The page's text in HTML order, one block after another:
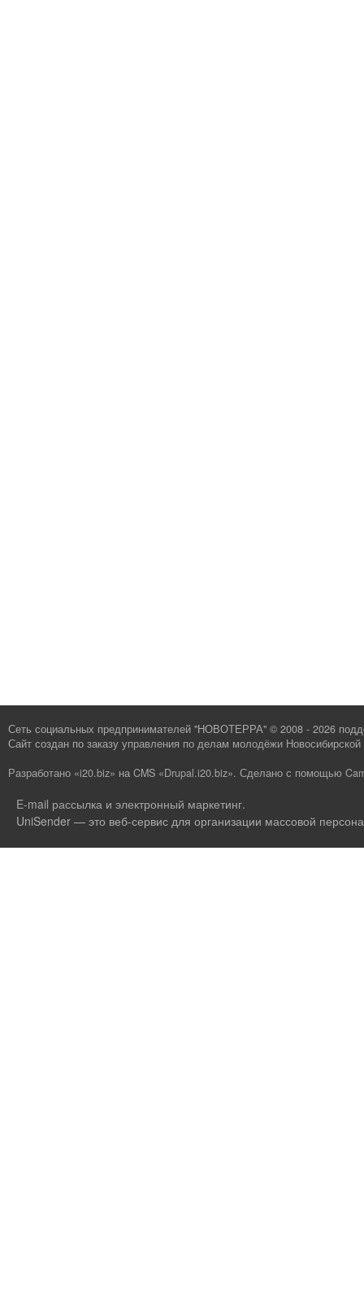
Сеть социальных предпринимателей "НОВОТЕРРА" © 2008 - 2026
Сайт создан по заказу управления по делам молодёжи Новосибирской
Разработано «i20.biz» на CMS «Drupal.i20.biz». Сделано с помощью
E-mail рассылка и электронный маркетинг.
UniSender — это веб-сервис для организации массовой